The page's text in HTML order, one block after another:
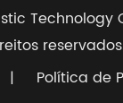
Technology
| Política de